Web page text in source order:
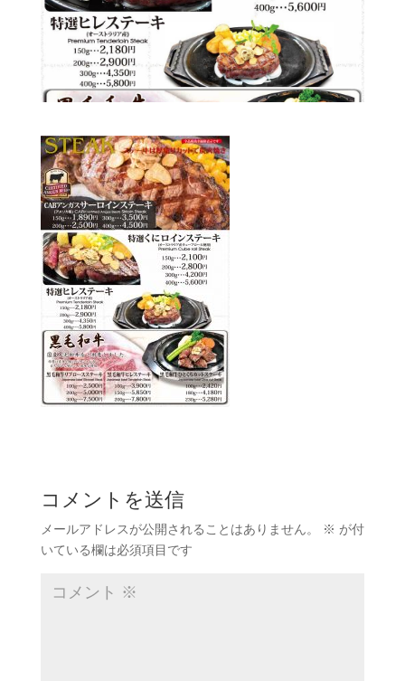
コメントを送信
メールアドレスが公開されることはありません。 ※ が付
いている欄は必須項目です